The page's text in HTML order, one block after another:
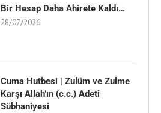
Bir Hesap Daha Ahirete Kaldı…
28/07/2026
Cuma Hutbesi | Zulüm ve Zulme
Karşı Allah’ın (c.c.) Adeti
Sübhaniyesi